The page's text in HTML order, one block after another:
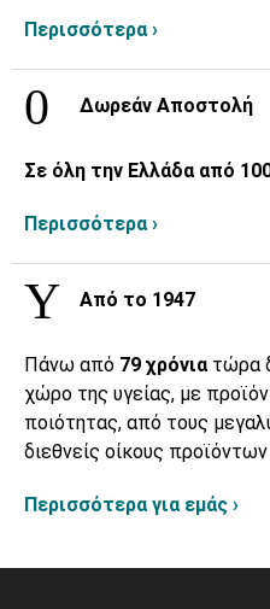
Περισσότερα ›
Δωρεάν Αποστολή
Σε όλη την Ελλάδα από
Περισσότερα ›
Από το 1947
Πάνω από 79 χρόνια τώρα
χώρο της υγείας, με
ποιότητας, από τους
διεθνείς οίκους προϊόντων
Περισσότερα για εμάς ›